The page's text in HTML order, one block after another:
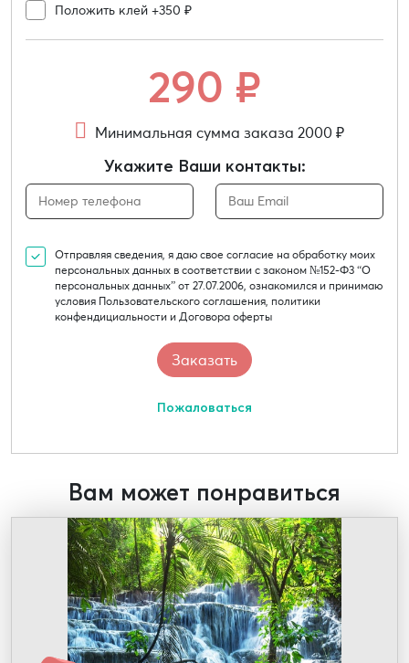
Положить клей +350 ₽
290 ₽
Минимальная сумма заказа 2000 ₽
Укажите Ваши контакты:
Отправляя сведения, я даю свое согласие на обработку моих
персональных данных в соответствии с законом №152-Ф3 “О
персональных данных” от 27.07.2006, ознакомился и принимаю
условия Пользовательского соглашения, политики
конфендициальности и Договора оферты
Пожаловаться
Вам может понравиться